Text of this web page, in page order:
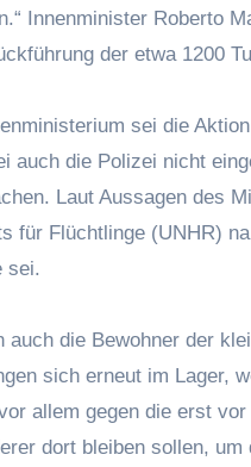
Innenminister Roberto
der etwa 1200
sei die
auch die Polizei nicht
Laut Aussagen des
für Flüchtlinge (UNHR)
sei.
auch die Bewohner der
sich erneut im Lager,
allem gegen die erst
dort bleiben sollen,